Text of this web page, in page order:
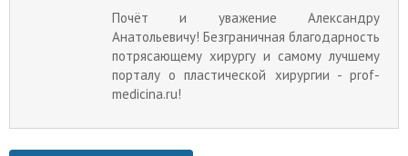
Почёт и уважение Александру
Анатольевичу! Безграничная благодарность
потрясающему хирургу и самому лучшему
порталу о пластической хирургии - prof-
medicina.ru!